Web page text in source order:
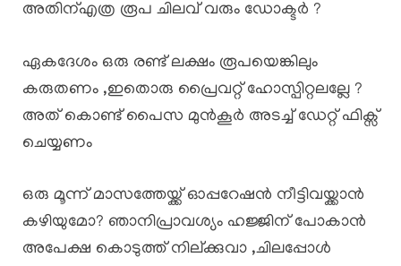
അതിന്എത്ര രൂപ ചിലവ് വരും ഡോക്ടർ ?
ഏകദേശം ഒരു രണ്ട് ലക്ഷം രൂപയെങ്കിലും
കരുതണം ,ഇതൊരു പ്രൈവറ്റ് ഹോസ്പിറ്റലല്ലേ ?
അത് കൊണ്ട് പൈസ മുൻകൂർ അടച്ച് ഡേറ്റ് ഫിക്സ്
ചെയ്യണം
ഒരു മൂന്ന് മാസത്തേയ്ക്ക് ഓപ്പറേഷൻ നീട്ടിവയ്ക്കാൻ
കഴിയുമോ? ഞാനിപ്രാവശ്യം ഹജ്ജിന് പോകാൻ
അപേക്ഷ കൊടുത്ത് നില്ക്കുവാ ,ചിലപ്പോൾ